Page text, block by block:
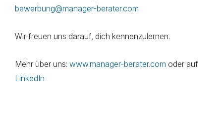
bewerbung@manager-berater.com
Wir freuen uns darauf, dich kennenzulernen.
Mehr über uns: www.manager-berater.com oder auf
LinkedIn